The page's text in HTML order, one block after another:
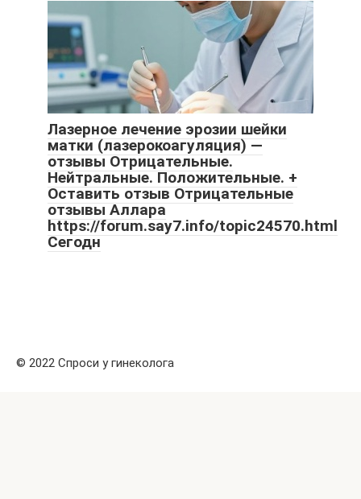
Лазерное лечение эрозии шейки
матки (лазерокоагуляция) —
отзывы Отрицательные.
Нейтральные. Положительные. +
Оставить отзыв Отрицательные
отзывы Аллара
https://forum.say7.info/topic24570.html
Сегодн
© 2022 Спроси у гинеколога